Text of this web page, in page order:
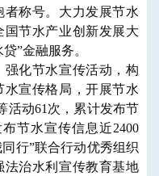
称号。大力发展节水
节水产业创新发展大
”金融服务。
化节水宣传活动，构
宣传格局，开展节水
活动61次，累计发布节
节水宣传信息近2400
行”联合行动优秀组织
治水利宣传教育基地